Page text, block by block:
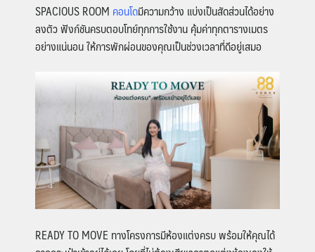
SPACIOUS ROOM คอนโดมีความกว้าง แบ่งเป็นสัดส่วนได้อย่าง
ลงตัว ฟังก์ชันครบตอบโทย์ทุกการใช้งาน คุ้มค่าทุกตารางเมตร
อย่างแน่นอน ให้การพักผ่อนของคุณเป็นช่วงเวลาที่ดีอยู่เสมอ
READY TO MOVE ทางโครงการมีห้องแต่งครบ พร้อมให้คุณได้